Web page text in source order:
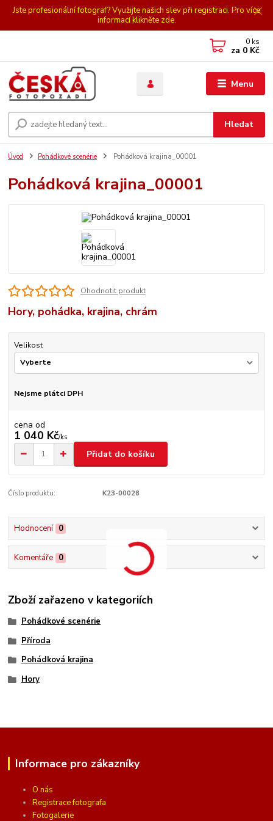
Jste profesionální fotograf? Využijte našich slev při registraci. Pro více
informací klikněte zde.
Menu
Hledat
0 ks
za 0 Kč
Úvod Pohádkové scenérie Pohádková krajina_00001
Pohádková krajina_00001
Ohodnotit produkt
Hory, pohádka, krajina, chrám
Velikost
Nejsme plátci DPH
cena od
1 040 Kč/ks
Přidat do košíku
Číslo produktu: K23-00028
Hodnocení 0
Komentáře 0
Zboží zařazeno v kategoriích
Pohádkové scenérie
Příroda
Pohádková krajina
Hory
Informace pro zákazníky
O nás
Registrace fotografa
Fotogalerie